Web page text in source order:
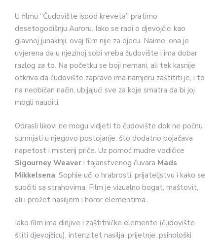
U filmu “Čudovište ispod kreveta” pratimo
desetogodišnju Auroru. Iako se radi o djevojčici kao
glavnoj junakinji, ovaj film nije za djecu. Naime, ona je
uvjerena da u njezinoj sobi vreba čudovište i ima dobar
razlog za to. Na početku se boji nemani, ali tek kasnije
otkriva da čudovište zapravo ima namjeru zaštititi je, i to
na neobičan način, ubijajući sve za koje smatra da bi joj
mogli nauditi.
Odrasli likovi ne mogu vidjeti to čudovište dok ne počnu
sumnjati u njegovo postojanje, što dodatno pojačava
napetost i misterij priče. Uz pomoć mudre vodičice
Sigourney Weaver i tajanstvenog čuvara Mads
Mikkelsena, Sophie uči o hrabrosti, prijateljstvu i kako se
suočiti sa strahovima. Film je vizualno bogat, maštovit,
ali i prožet nasiljem i horor elementima.
Iako film ima dirljive i zaštitničke elemente (čudovište
štiti djevojčicu), intenzitet nasilja, prijetnje, psihološki